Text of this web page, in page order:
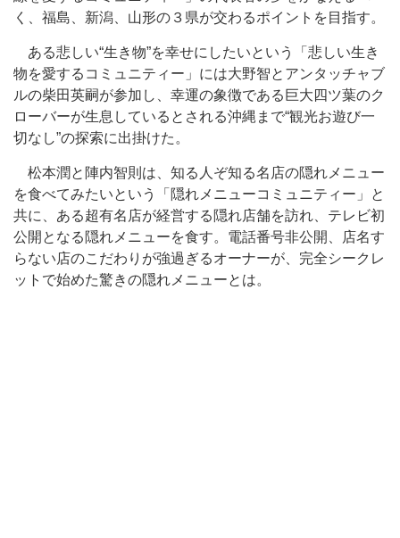
く、福島、新潟、山形の３県が交わるポイントを目指す。
ある悲しい“生き物”を幸せにしたいという「悲しい生き
物を愛するコミュニティー」には大野智とアンタッチャブ
ルの柴田英嗣が参加し、幸運の象徴である巨大四ツ葉のク
ローバーが生息しているとされる沖縄まで“観光お遊び一
切なし”の探索に出掛けた。
松本潤と陣内智則は、知る人ぞ知る名店の隠れメニュー
を食べてみたいという「隠れメニューコミュニティー」と
共に、ある超有名店が経営する隠れ店舗を訪れ、テレビ初
公開となる隠れメニューを食す。電話番号非公開、店名す
らない店のこだわりが強過ぎるオーナーが、完全シークレ
ットで始めた驚きの隠れメニューとは。